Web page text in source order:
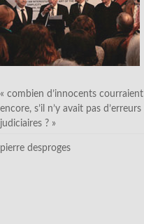
« combien d’innocents courraient
encore, s’il n’y avait pas d’erreurs
judiciaires ? »
pierre desproges